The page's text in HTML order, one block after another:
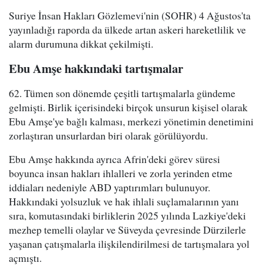
Suriye İnsan Hakları Gözlemevi'nin (SOHR) 4 Ağustos'ta
yayınladığı raporda da ülkede artan askeri hareketlilik ve
alarm durumuna dikkat çekilmişti.
Ebu Amşe hakkındaki tartışmalar
62. Tümen son dönemde çeşitli tartışmalarla gündeme
gelmişti. Birlik içerisindeki birçok unsurun kişisel olarak
Ebu Amşe'ye bağlı kalması, merkezi yönetimin denetimini
zorlaştıran unsurlardan biri olarak görülüyordu.
Ebu Amşe hakkında ayrıca Afrin'deki görev süresi
boyunca insan hakları ihlalleri ve zorla yerinden etme
iddiaları nedeniyle ABD yaptırımları bulunuyor.
Hakkındaki yolsuzluk ve hak ihlali suçlamalarının yanı
sıra, komutasındaki birliklerin 2025 yılında Lazkiye'deki
mezhep temelli olaylar ve Süveyda çevresinde Dürzilerle
yaşanan çatışmalarla ilişkilendirilmesi de tartışmalara yol
açmıştı.